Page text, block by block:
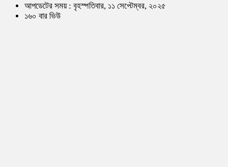
আপডেটের সময় : বৃহস্পতিবার, ১১ সেপ্টেম্বর, ২০২৫
১৬০ বার ভিউ